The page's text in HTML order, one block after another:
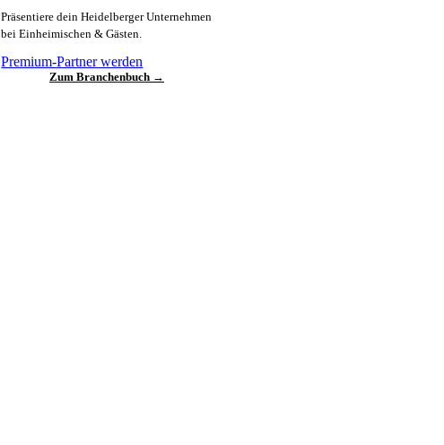
Präsentiere dein Heidelberger Unternehmen
bei Einheimischen & Gästen.
Premium-Partner werden
Zum Branchenbuch →